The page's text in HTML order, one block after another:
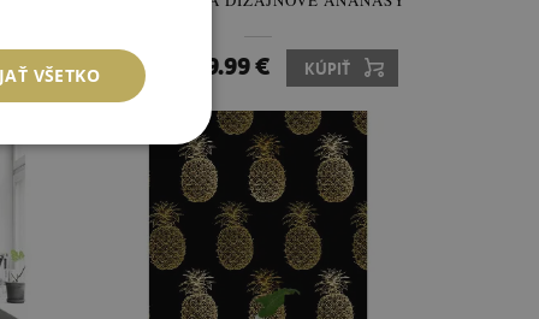
Cena: 209.99 € KÚPIŤ
VŠETKO